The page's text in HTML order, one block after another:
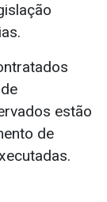
estão
de